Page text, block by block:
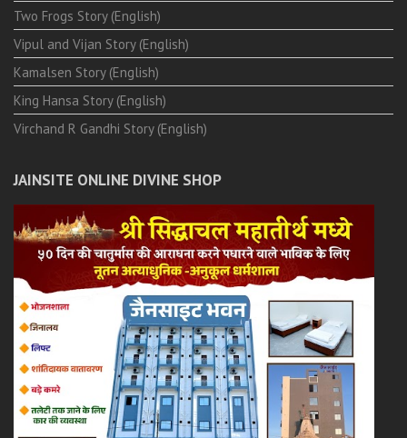
Two Frogs Story (English)
Vipul and Vijan Story (English)
Kamalsen Story (English)
King Hansa Story (English)
Virchand R Gandhi Story (English)
JAINSITE ONLINE DIVINE SHOP